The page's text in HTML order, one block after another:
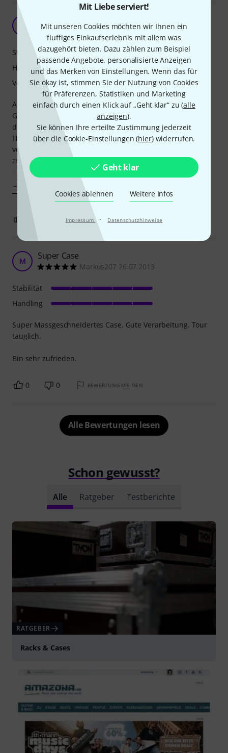
Mit Liebe serviert!
Mit unseren Cookies möchten wir Ihnen ein
fluffiges Einkaufserlebnis mit allem was
dazugehört bieten. Dazu zählen zum Beispiel
passende Angebote, personalisierte Anzeigen
und das Merken von Einstellungen. Wenn das für
Sie okay ist, stimmen Sie der Nutzung von Cookies
für Präferenzen, Statistiken und Marketing
einfach durch einen Klick auf „Geht klar“ zu (alle
anzeigen).
Sie können Ihre erteilte Zustimmung jederzeit
über die Cookie-Einstellungen (hier) widerrufen.
Geht klar
Cookies ablehnen Weitere Infos
Impressum · Datenschutzhinweise
M
MaxSp 08.05.2024
Als das Produkt bei mir ankam, hatte es schon deutliche
Gebrauchsspuren. Daran habe ich mich aber nicht gestört,
denn in meiner Vorstellung würde es sowieso kein
Hochglanz Case bleiben, sondern bestimmt einige Spuren
vom Transport mitnehmen und trotzdem stabil und
zuverlässig bleiben. Nach dem ersten Gig ist mir
aufgefallen das der Boden über einen der Füße schon
Stabilität
Handling
Verarbeitung
BEWERTUNG MELDEN
M Super Case
Markus207 26.07.2013
Super Massgeschneidertes Case. Gute Verarbeitung. Tour
tauglich.
Bin sehr zufrieden.
Stabilität
Handling
0 0 BEWERTUNG MELDEN
Alle Bewertungen lesen
Schon gewusst?
Alle Ratgeber Testberichte
RATGEBER
Racks & Cases